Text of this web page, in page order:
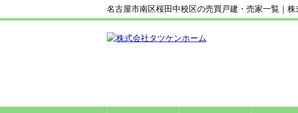
名古屋市南区桜田中校区の売買戸建・売家一覧｜